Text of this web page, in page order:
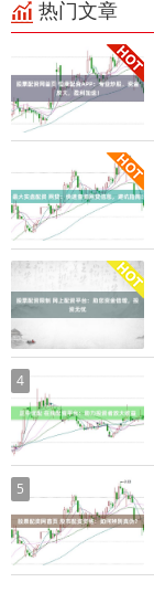
热门文章
4
5